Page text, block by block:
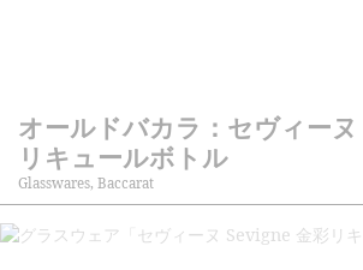
オールドバカラ：セヴィー
リキュールボトル
Glasswares, Baccarat